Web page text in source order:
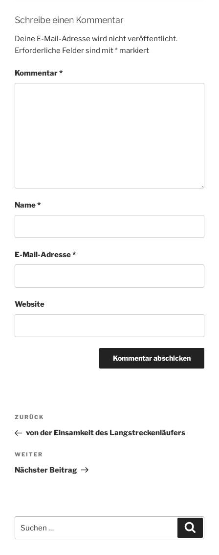
Schreibe einen Kommentar
Deine E-Mail-Adresse wird nicht veröffentlicht.
Erforderliche Felder sind mit* markiert
Kommentar*
Name*
E-Mail-Adresse*
Website
Beitragsnavigation
Vorheriger
Beitrag
ZURÜCK
von der Einsamkeit des Langstreckenläufers
Nächster
Beitrag
WEITER
Nächster Beitrag
nach: